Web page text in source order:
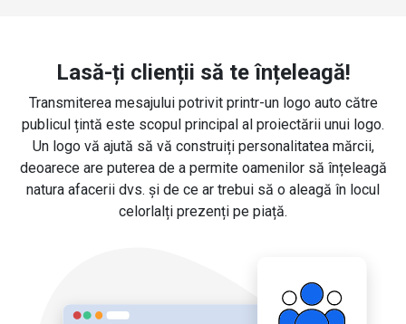
Lasă-ți clienții să te înțeleagă!
Transmiterea mesajului potrivit printr-un logo auto către
publicul țintă este scopul principal al proiectării unui logo.
Un logo vă ajută să vă construiți personalitatea mărcii,
deoarece are puterea de a permite oamenilor să înțeleagă
natura afacerii dvs. și de ce ar trebui să o aleagă în locul
celorlalți prezenți pe piață.